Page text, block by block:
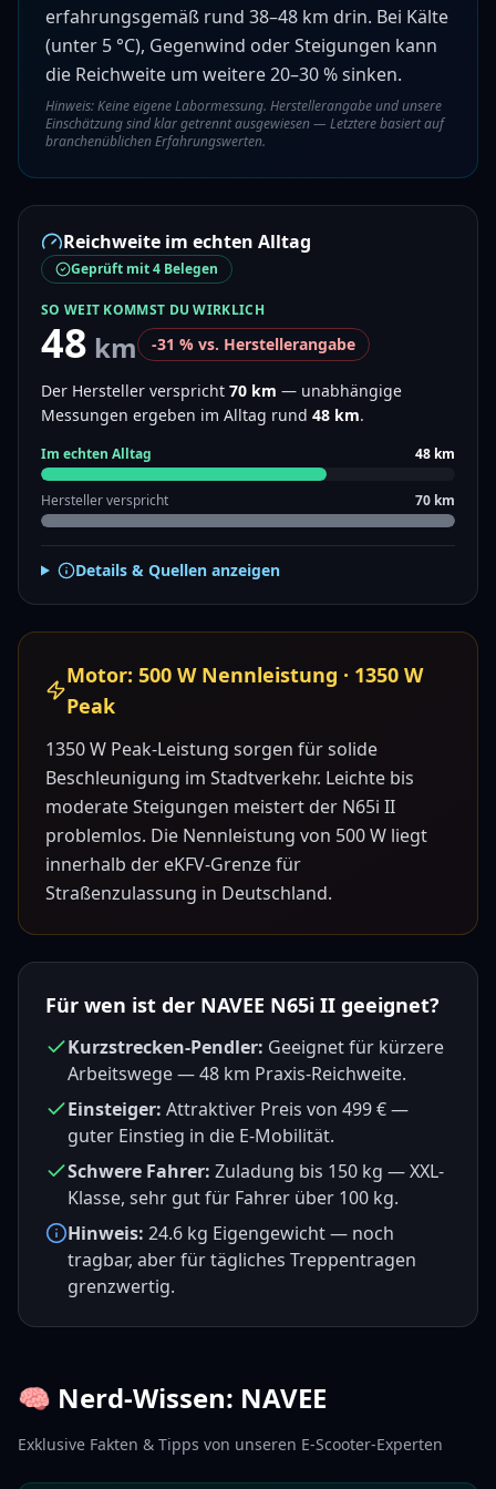
erfahrungsgemäß rund 38–48 km drin. Bei Kälte
(unter 5 °C), Gegenwind oder Steigungen kann
die Reichweite um weitere 20–30 % sinken.
Hinweis: Keine eigene Labormessung. Herstellerangabe und unsere
Einschätzung sind klar getrennt ausgewiesen — Letztere basiert auf
branchenüblichen Erfahrungswerten.
Reichweite im echten Alltag
Geprüft mit 4 Belegen
SO WEIT KOMMST DU WIRKLICH
48 km -31 % vs. Herstellerangabe
Der Hersteller verspricht 70 km — unabhängige
Messungen ergeben im Alltag rund 48 km.
Im echten Alltag 48 km
Hersteller verspricht 70 km
Details & Quellen anzeigen
Motor: 500W Nennleistung · 1350W
Peak
1350 W Peak-Leistung sorgen für solide
Beschleunigung im Stadtverkehr. Leichte bis
moderate Steigungen meistert der N65i II
problemlos. Die Nennleistung von 500 W liegt
innerhalb der eKFV-Grenze für
Straßenzulassung in Deutschland.
Für wen ist der NAVEE N65i II geeignet?
Kurzstrecken-Pendler: Geeignet für kürzere
Arbeitswege —48 km Praxis-Reichweite.
Einsteiger: Attraktiver Preis von 499€ —
guter Einstieg in die E-Mobilität.
Schwere Fahrer: Zuladung bis 150 kg —XXL-
Klasse, sehr gutfür Fahrer über 100 kg.
Hinweis: 24.6 kg Eigengewicht — noch
tragbar, aber für tägliches Treppentragen
grenzwertig.
🧠 Nerd-Wissen: NAVEE
Exklusive Fakten & Tipps von unseren E-Scooter-Experten